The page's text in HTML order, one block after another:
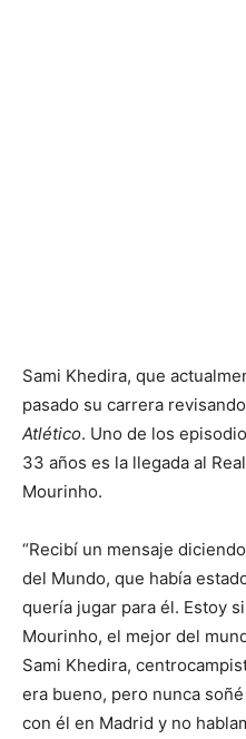
Sami Khedira, que
pasado su carrera
Atlético. Uno de los
33 años es la llegada al
Mourinho.
“Recibí un mensaje
del Mundo, que había
quería jugar para él. Estoy
Mourinho, el mejor del
Sami Khedira,
era bueno, pero nunca
con él en Madrid y no